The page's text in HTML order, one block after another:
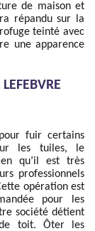
de maison et
répandu sur la
teinté avec
une apparence
fuir certains
les tuiles, le
qu’il est très
professionnels
opération est
pour les
société détient
toit. Ôter les